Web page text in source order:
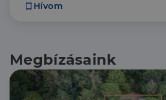
Hívom
Megbízásaink